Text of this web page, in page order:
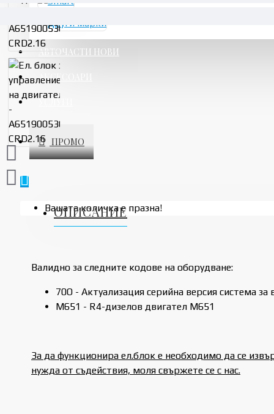
АВТОЧАСТИ НОВИ
АКСЕСОАРИ
УСЛУГИ
ПРОМО
Вашата количка е празна!
ОПИСАНИЕ
Валидно за следните кодове на оборудване:
70O - Актуализация серийна версия система за
M651 - R4-дизелов двигател M651
За да функционира ел.блок е необходимо да се
нужда от съдействия, моля свържете се с нас.